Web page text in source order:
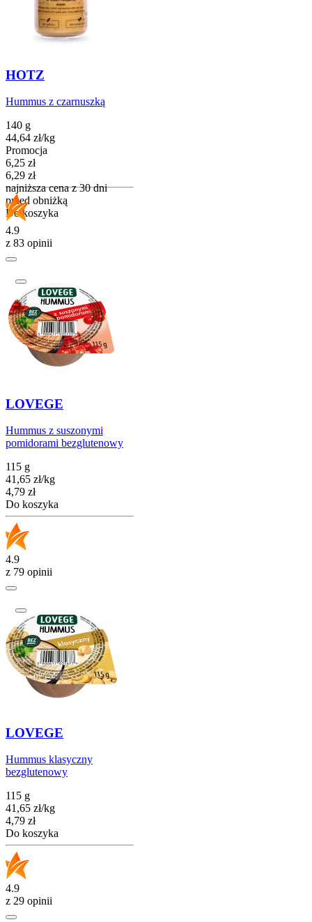
HOTZ
Hummus z czarnuszką
140 g
44,64 zł/kg
Promocja
Cena promocyjna
6,25 zł
6,29 zł
najniższa cena z 30 dni
przed obniżką
Do koszyka
4.9
z 83 opinii
LOVEGE
Hummus z suszonymi
pomidorami bezglutenowy
115 g
41,65 zł/kg
Cena
4,79 zł
Do koszyka
4.9
z 79 opinii
LOVEGE
Hummus klasyczny
bezglutenowy
115 g
41,65 zł/kg
Cena
4,79 zł
Do koszyka
4.9
z 29 opinii